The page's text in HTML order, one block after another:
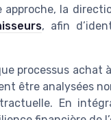
la
, afin
processus achat
être analysées
En